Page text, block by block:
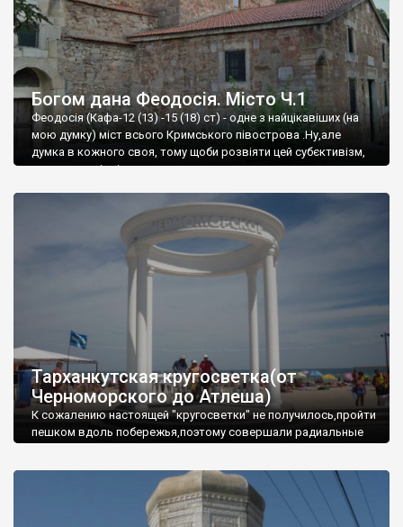
Богом дана Феодосія. Місто Ч.1
Феодосія (Кафа-12 (13) -15 (18) ст) - одне з найцікавіших (на
мою думку) міст всього Кримського півострова .Ну,але
думка в кожного своя, тому щоби розвіяти цей субєктивізм,
запрошую відвідати це
Тарханкутская кругосветка(от
Черноморского до Атлеша)
К сожалению настоящей "кругосветки" не получилось,пройти
пешком вдоль побережья,поэтому совершали радиальные